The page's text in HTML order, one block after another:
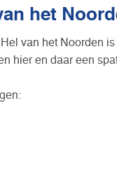
het
van het Noorden
hier en daar een